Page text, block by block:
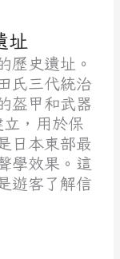
址
歷史遺址。
氏三代統治
盔甲和武器
，用於保
日本東部最
學效果。這
遊客了解信